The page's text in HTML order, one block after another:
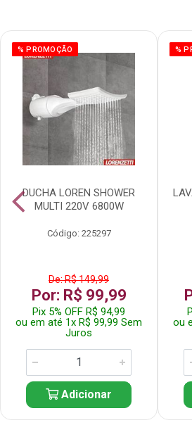
% PROMOÇÃO
DUCHA LOREN SHOWER
MULTI 220V 6800W
Código: 225297
De: R$ 149,99
Por: R$ 99,99
Pix 5% OFF R$ 94,99
ou em até 1x R$ 99,99 Sem
Juros
Adicionar
%
ou